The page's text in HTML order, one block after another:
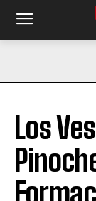
Los